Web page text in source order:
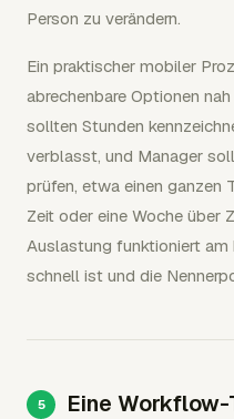
Person zu verändern.
Ein praktischer mobiler
abrechenbare Optionen
sollten Stunden
verblasst, und Manager
prüfen, etwa einen ganzen
Zeit oder eine Woche über
Auslastung funktioniert am
schnell ist und die
Eine